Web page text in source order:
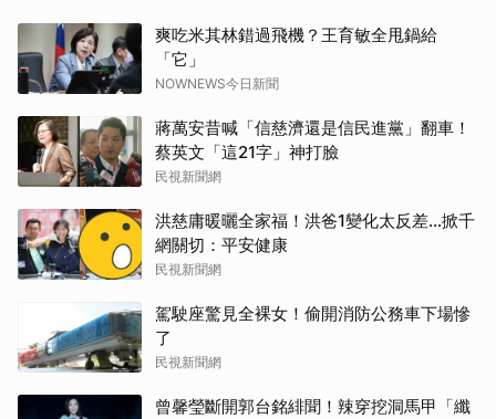
爽吃米其林錯過飛機？王育敏全甩鍋給
「它」
NOWNEWS今日新聞
蔣萬安昔喊「信慈濟還是信民進黨」翻車！
蔡英文「這21字」神打臉
民視新聞網
洪慈庸暖曬全家福！洪爸1變化太反差…掀千
網關切：平安健康
民視新聞網
駕駛座驚見全裸女！偷開消防公務車下場慘
了
民視新聞網
曾馨瑩斷開郭台銘緋聞！辣穿挖洞馬甲「纖